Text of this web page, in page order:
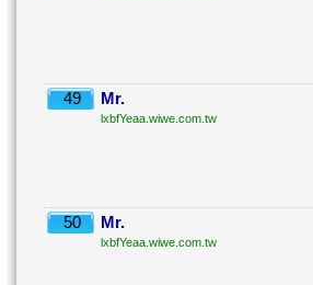
49 Mr.
lxbfYeaa.wiwe.com.tw
50 Mr.
lxbfYeaa.wiwe.com.tw